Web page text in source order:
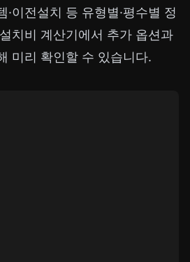
·이전설치 등 유형별·평수별 정
치비 계산기에서 추가 옵션과
미리 확인할 수 있습니다.